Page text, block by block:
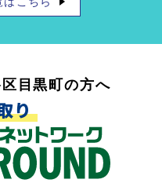
目黒町の方へ
り